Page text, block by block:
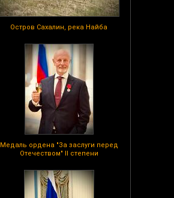
Остров Сахалин, река Найба
Медаль ордена "За заслуги перед
Отечеством" II степени